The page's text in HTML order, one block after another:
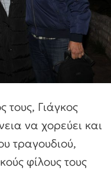
τους, Γιάγκος
να χορεύει και
τραγουδιού,
φίλους τους